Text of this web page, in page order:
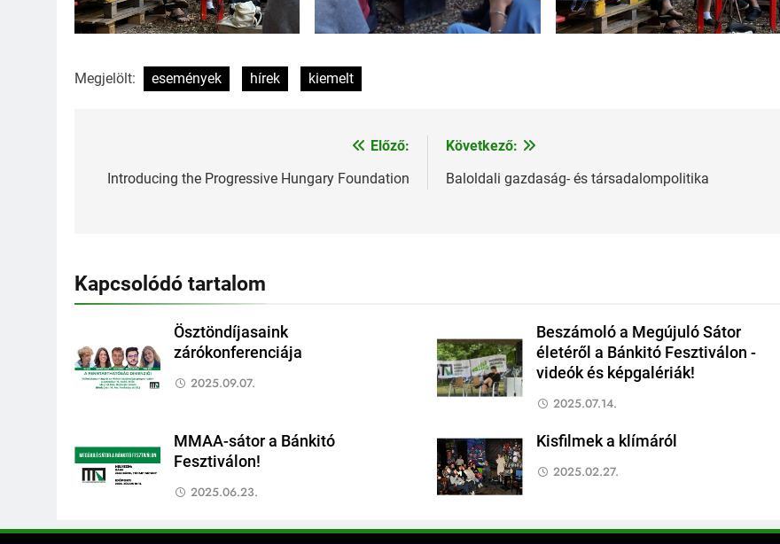
Megjelölt: események hírek kiemelt
navigáció
Előző:
Introducing the Progressive Hungary Foundation
Következő:
Baloldali gazdaság- és társadalompolitika
Kapcsolódó tartalom
Ösztöndíjasaink
zárókonferenciája
2025.09.07.
Beszámoló a Megújuló Sátor
életéről a Bánkitó Fesztiválon -
videók és képgalériák!
2025.07.14.
MMAA-sátor a Bánkitó
Fesztiválon!
2025.06.23.
Kisfilmek a klímáról
2025.02.27.